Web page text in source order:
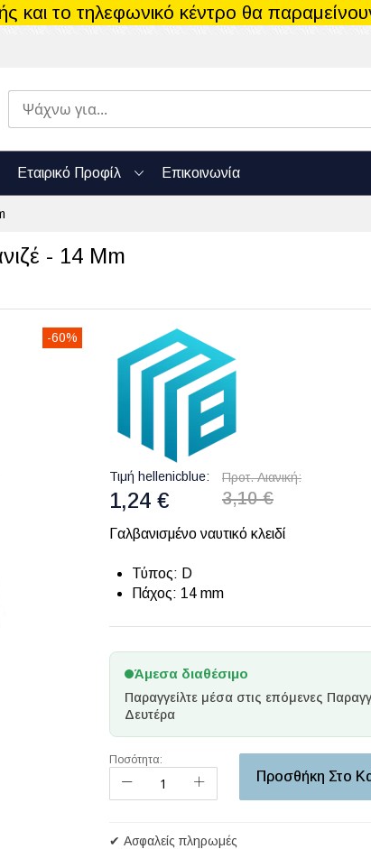
και το τηλεφωνικό κέντρο θα
Εταιρικό Προφίλ Επικοινωνία
- 14 Mm
-60%
Τιμή hellenicblue
1,24 €
Προτ. Λιανική
3,10 €
Γαλβανισμένο ναυτικό κλειδί
Τύπος: D
Πάχος: 14 mm
Άμεσα διαθέσιμο
Παραγγείλτε μέσα στις επόμενες
Δευτέρα
Ποσότητα:
Προσθήκη Στο
✔ Ασφαλείς πληρωμές